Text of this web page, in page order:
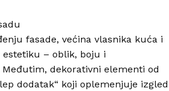
fasade, većina vlasnika kuća i
– oblik, boju i
dekorativni elementi od
dodatak“ koji oplemenjuje izgled